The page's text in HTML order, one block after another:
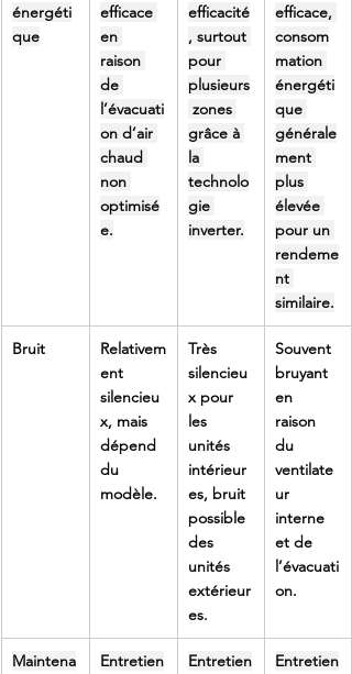
énergéti
que
efficace
en
raison
de
l’évacuati
on d’air
chaud
non
optimisé
e.
efficacité
, surtout
pour
plusieurs
zones
grâce à
la
technolo
gie
inverter.
efficace,
consom
mation
énergéti
que
générale
ment
plus
élevée
pour un
rendeme
nt
similaire.
Bruit
Relativem
ent
silencieu
x, mais
dépend
du
modèle.
Très
silencieu
x pour
les
unités
intérieur
es, bruit
possible
des
unités
extérieur
es.
Souvent
bruyant
en
raison
du
ventilate
ur
interne
et de
l’évacuati
on.
Maintena
Entretien
Entretien
Entretien